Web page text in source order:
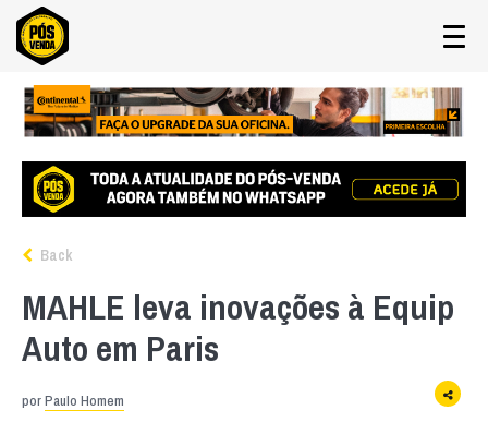
Back
MAHLE leva inovações à Equip
Auto em Paris
porPaulo Homem